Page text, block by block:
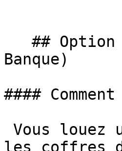
Banque)
####
les coffres